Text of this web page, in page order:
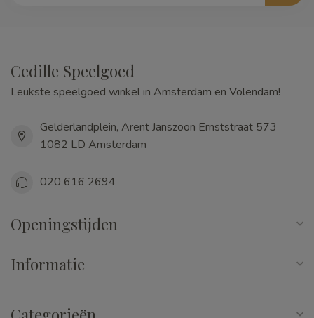
Cedille Speelgoed
Leukste speelgoed winkel in Amsterdam en Volendam!
Gelderlandplein, Arent Janszoon Ernststraat 573
1082 LD Amsterdam
020 616 2694
Openingstijden
Informatie